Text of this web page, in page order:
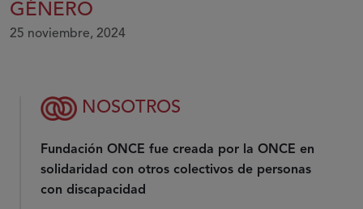
GÉNERO
25 noviembre, 2024
NOSOTROS
Fundación ONCE fue creada por la ONCE en
solidaridad con otros colectivos de personas
con discapacidad